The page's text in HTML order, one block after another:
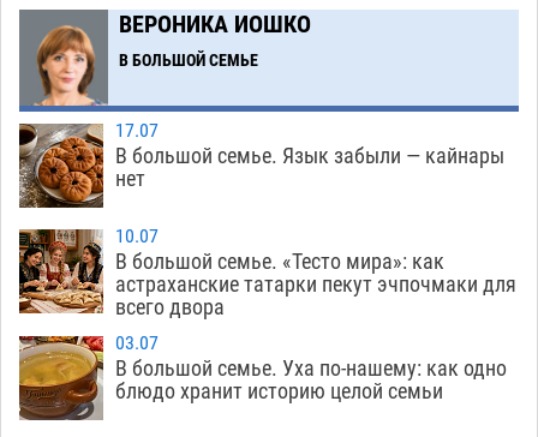
помойку
11:58
В Астрахани подросток угнал мотоцикл и
похитил чужие мобильник с банковскими
картами
11:20
Астраханцев ждут на парковом газоне с
призами и эрмитажными котами
10:43
Астраханский суд встал на сторону МЧС в
споре за возврат униформы
07.08 416
10:02
На Всероссийской Спартакиаде астраханские
гандболисты уступили казанским «драконам»
07.08
ВЕРОНИКА ИОШКО
В БОЛЬШОЙ СЕМЬЕ
17.07
В большой семье. Язык забыли — кайнары
нет
10.07
В большой семье. «Тесто мира»: как
астраханские татарки пекут эчпочмаки для
всего двора
03.07
В большой семье. Уха по-нашему: как одно
блюдо хранит историю целой семьи